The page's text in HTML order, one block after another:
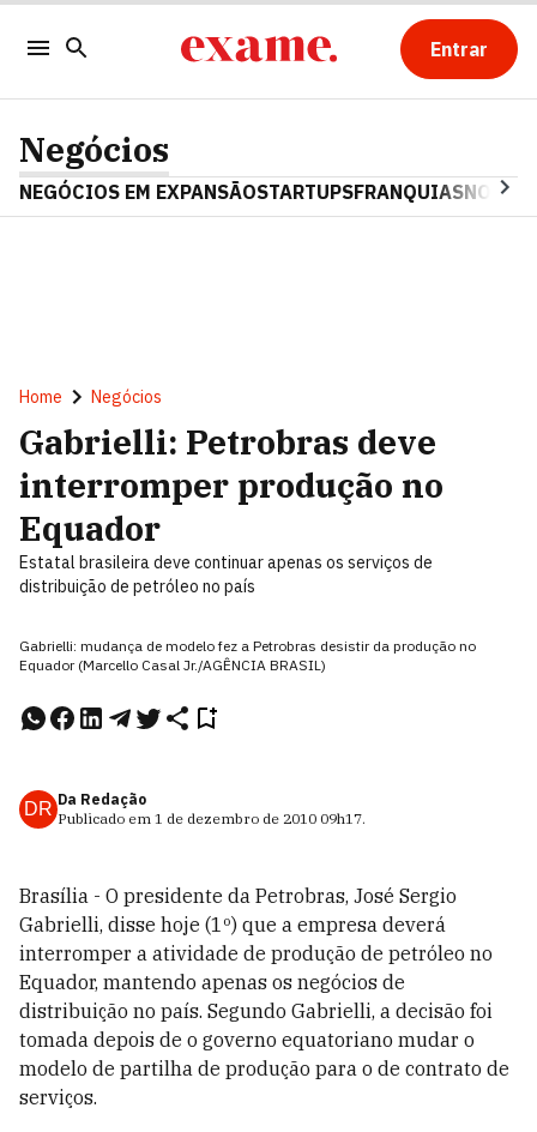
Entrar
Negócios
NEGÓCIOS EM EXPANSÃOSTARTUPSFRANQUIAS
Home Negócios
Gabrielli: Petrobras deve
interromper produção no
Equador
Estatal brasileira deve continuar apenas os serviços de
distribuição de petróleo no país
Gabrielli: mudança de modelo fez a Petrobras desistir da produção no
Equador (Marcello Casal Jr./AGÊNCIA BRASIL)
DR Da Redação
Publicado em 1 de dezembro de 2010 09h17.
Brasília - O presidente da Petrobras, José Sergio
Gabrielli, disse hoje (1º) que a empresa deverá
interromper a atividade de produção de petróleo no
Equador, mantendo apenas os negócios de
distribuição no país. Segundo Gabrielli, a decisão foi
tomada depois de o governo equatoriano mudar o
modelo de partilha de produção para o de contrato de
serviços.